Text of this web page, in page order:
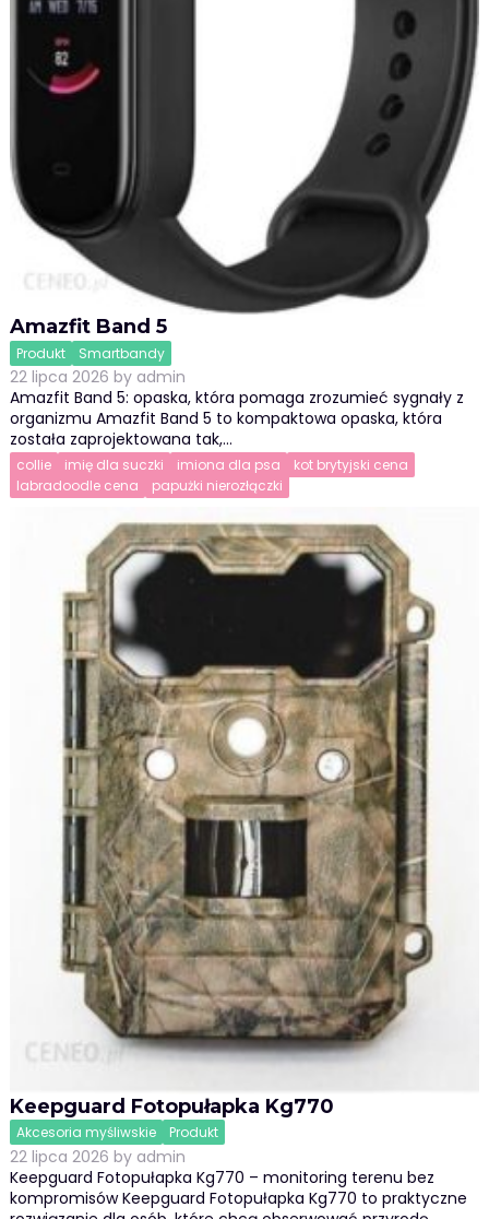
Amazfit Band 5
Produkt Smartbandy
22 lipca 2026 by admin
Amazfit Band 5: opaska, która pomaga zrozumieć sygnały z
organizmu Amazfit Band 5 to kompaktowa opaska, która
została zaprojektowana tak,…
collie imię dla suczki imiona dla psa
kot brytyjski cena
labradoodle cena
papużki nierozłączki
Keepguard Fotopułapka Kg770
Akcesoria myśliwskie Produkt
22 lipca 2026 by admin
Keepguard Fotopułapka Kg770 – monitoring terenu bez
kompromisów Keepguard Fotopułapka Kg770 to praktyczne